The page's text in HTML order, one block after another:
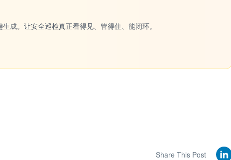
成。让安全巡检真正看得见、管得住、能闭环。
Share This Post